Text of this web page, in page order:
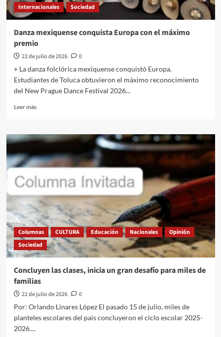
Internacionales
Sociedad
Danza mexiquense conquista Europa con el máximo
premio
22 de julio de 2026
0
+ La danza folclórica mexiquense conquistó Europa.
Estudiantes de Toluca obtuvieron el máximo reconocimiento
del New Prague Dance Festival 2026...
Leer másLeer
Danza
mexiquense
conquista
Europa
el
máximo
premio
Columnas CULTURA Educación Nacionales
Opinión
Sociedad
Concluyen las clases, inicia un gran desafío para miles de
familias
22 de julio de 2026
0
Por: Orlando Linares López El pasado 15 de julio, miles de
planteles escolares del país concluyeron el ciclo escolar 2025-
2026....